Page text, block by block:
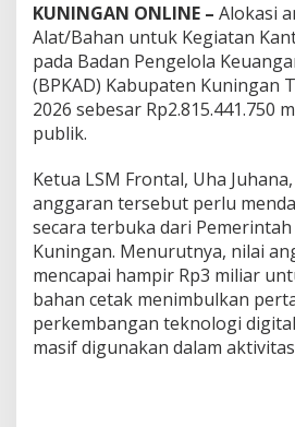
KUNINGAN ONLINE – Alokasi
Alat/Bahan untuk Kegiatan
pada Badan Pengelola
(BPKAD) Kabupaten Kuningan
2026 sebesar Rp2.815.441.750
publik.
Ketua LSM Frontal, Uha
anggaran tersebut perlu
secara terbuka dari
Kuningan. Menurutnya, nilai
mencapai hampir Rp3 miliar
bahan cetak menimbulkan
perkembangan teknologi
masif digunakan dalam